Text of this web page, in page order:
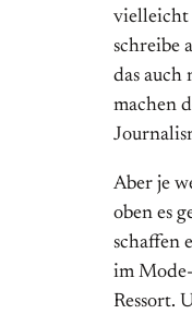
vielleicht
schreibe
das auch
machen
Aber je
oben es
schaffen
im
Ressort.